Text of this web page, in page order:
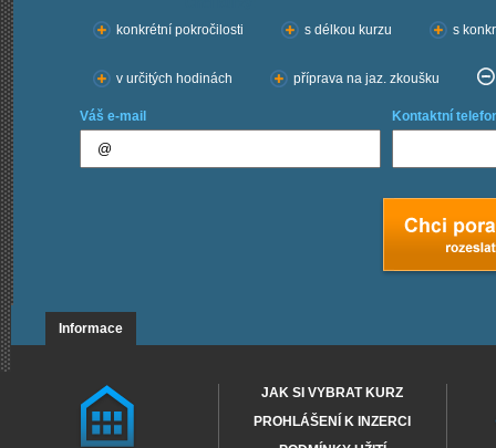
konkrétní pokročilosti
s délkou kurzu s
v určitých hodinách příprava na jaz. zkoušku
Váš e-mail Kontaktní
Informace
JAK SI VYBRAT KURZ
PROHLÁŠENÍ K INZERCI